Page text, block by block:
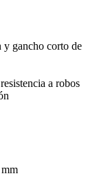
y gancho corto de
a robos